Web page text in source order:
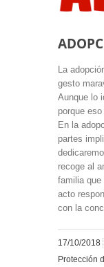
La
gesto
Aunque lo
porque
En la
partes
recoge al
familia que
acto
con la
17/10/2018
Protección